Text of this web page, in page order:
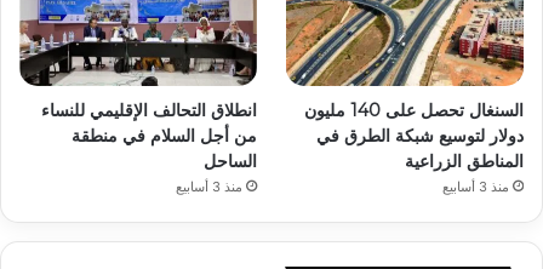
السنغال تحصل على 140 مليون
دولار لتوسيع شبكة الطرق في
المناطق الزراعية
منذ 3 أسابيع
انطلاق التحالف الإقليمي للنساء
من أجل السلام في منطقة
الساحل
منذ 3 أسابيع